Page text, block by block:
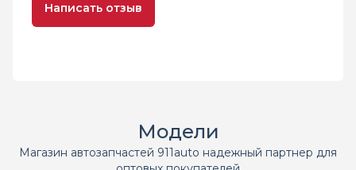
Написать отзыв
Модели
Магазин автозапчастей 911auto надежный партнер для